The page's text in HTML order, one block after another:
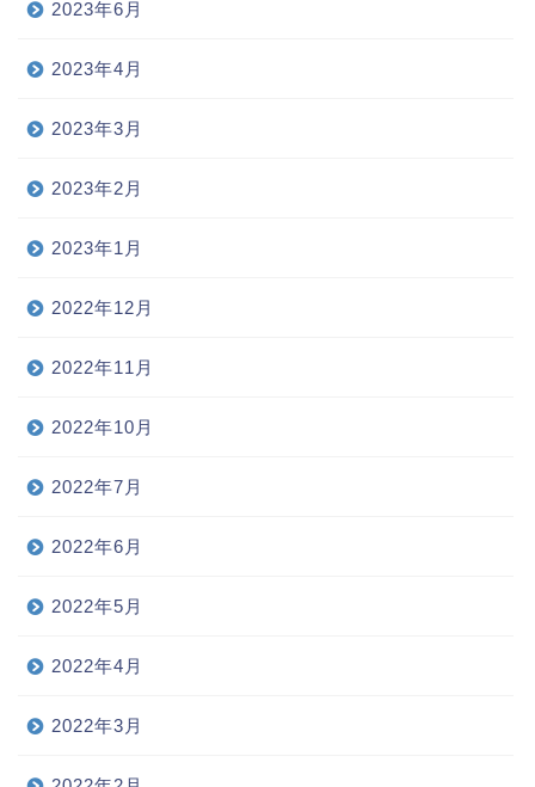
2023年6月
2023年4月
2023年3月
2023年2月
2023年1月
2022年12月
2022年11月
2022年10月
2022年7月
2022年6月
2022年5月
2022年4月
2022年3月